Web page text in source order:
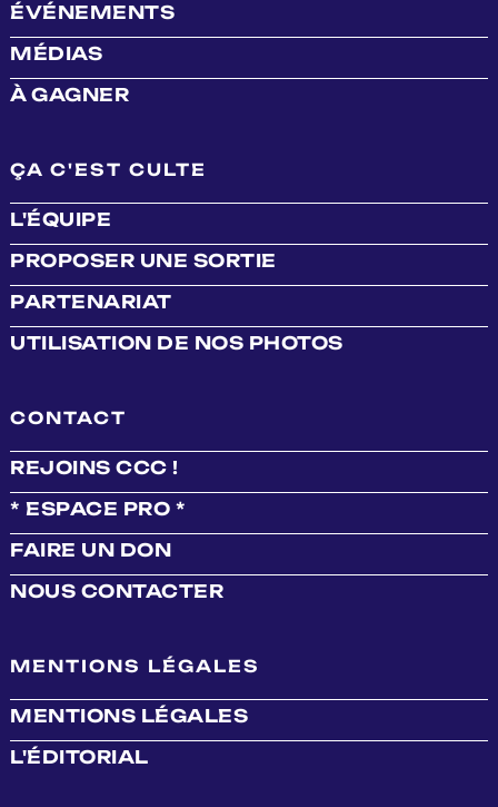
ÉVÉNEMENTS
MÉDIAS
À GAGNER
ÇA C'EST CULTE
L'ÉQUIPE
PROPOSER UNE SORTIE
PARTENARIAT
UTILISATION DE NOS PHOTOS
CONTACT
REJOINS CCC !
* ESPACE PRO *
FAIRE UN DON
NOUS CONTACTER
MENTIONS LÉGALES
MENTIONS LÉGALES
L'ÉDITORIAL